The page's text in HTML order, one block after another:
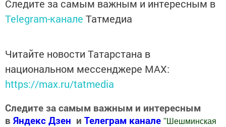
Следите за самым важным и интересным в
Telegram-канале Татмедиа
Читайте новости Татарстана в
национальном мессенджере MАХ:
https://max.ru/tatmedia
Следите за самым важным и интересным
в Яндекс Дзен и Телеграм канале " Шешминская